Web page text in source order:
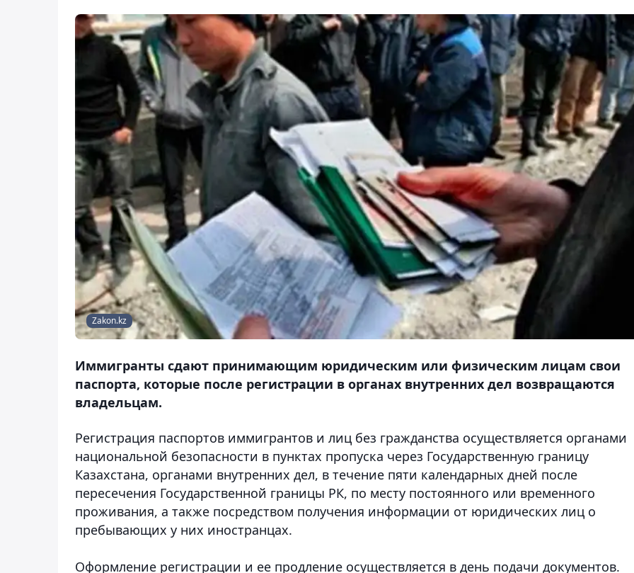
Zakon.kz
Иммигранты сдают принимающим юридическим или физическим лицам свои
паспорта, которые после регистрации в органах внутренних дел возвращаются
владельцам.
Регистрация паспортов иммигрантов и лиц без гражданства осуществляется органами
национальной безопасности в пунктах пропуска через Государственную границу
Казахстана, органами внутренних дел, в течение пяти календарных дней после
пересечения Государственной границы РК, по месту постоянного или временного
проживания, а также посредством получения информации от юридических лиц о
пребывающих у них иностранцах.
Оформление регистрации и ее продление осуществляется в день подачи документов.